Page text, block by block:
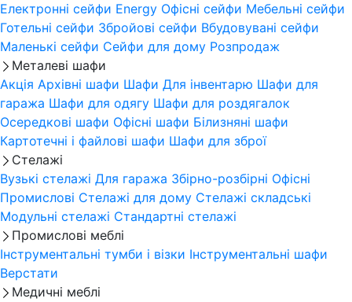
Електронні сейфи Energy Офісні сейфи Мебельні сейфи
Готельні сейфи Збройові сейфи Вбудовувані сейфи
Маленькі сейфи Сейфи для дому Розпродаж
Металеві шафи
Акція Архівні шафи Шафи Для інвентарю Шафи для
гаража Шафи для одягу Шафи для роздягалок
Осередкові шафи Офісні шафи Білизняні шафи
Картотечні і файлові шафи Шафи для зброї
Стелажі
Вузькі стелажі Для гаража Збірно-розбірні Офісні
Промислові Стелажі для дому Стелажі складські
Модульні стелажі Стандартні стелажі
Промислові меблі
Інструментальні тумби і візки Інструментальні шафи
Верстати
Медичні меблі